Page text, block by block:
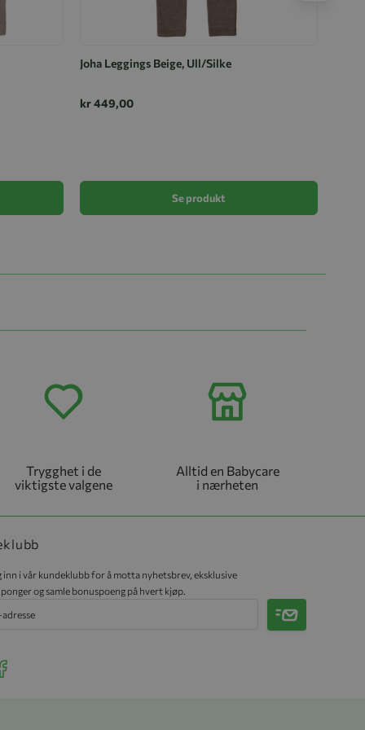
Joha Leggings Beige, Ull/Silke
kr 449,00
Se produkt
Trygghet i de
viktigste valgene
Alltid en Babycare
i nærheten
inn i vår kundeklubb for å motta nyhetsbrev, eksklusive
og samle bonuspoeng på hvert kjøp.
Meld på
our Facebook